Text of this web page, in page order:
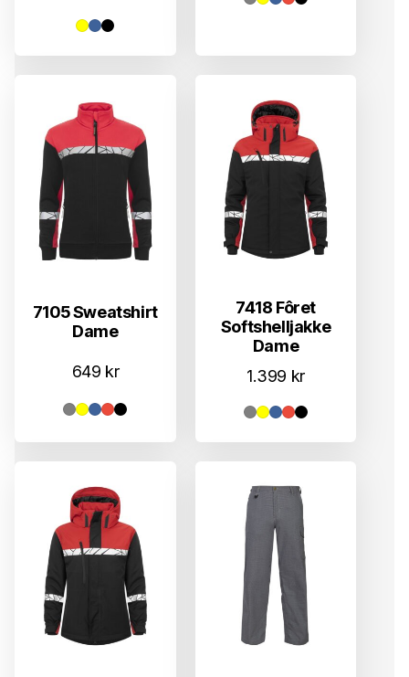
7105 Sweatshirt
Dame
649 kr
7418 Fôret
Softshelljakke
Dame
1.399 kr